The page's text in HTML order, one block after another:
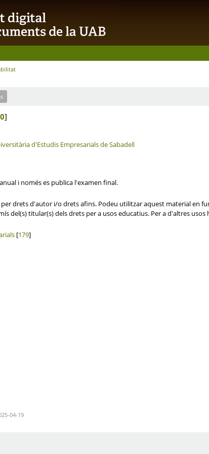
]
d'Estudis Empresarials de Sabadell
i només es publica l'examen final.
drets d'autor i/o drets afins. Podeu utilitzar aquest material en
del(s) titular(s) dels drets per a usos educatius. Per a d'altres
[179]
04-19